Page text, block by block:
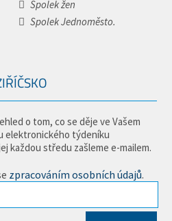
Spolek žen
Spolek Jednoměsto.
o tom, co se děje ve Vašem
elektronického týdeníku
každou středu zašleme e-mailem.
zpracováním osobních údajů.